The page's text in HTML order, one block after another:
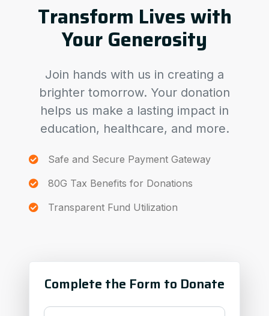
Transform Lives with
Your Generosity
Join hands with us in creating a
brighter tomorrow. Your donation
helps us make a lasting impact in
education, healthcare, and more.
Safe and Secure Payment Gateway
80G Tax Benefits for Donations
Transparent Fund Utilization
Complete the Form to Donate